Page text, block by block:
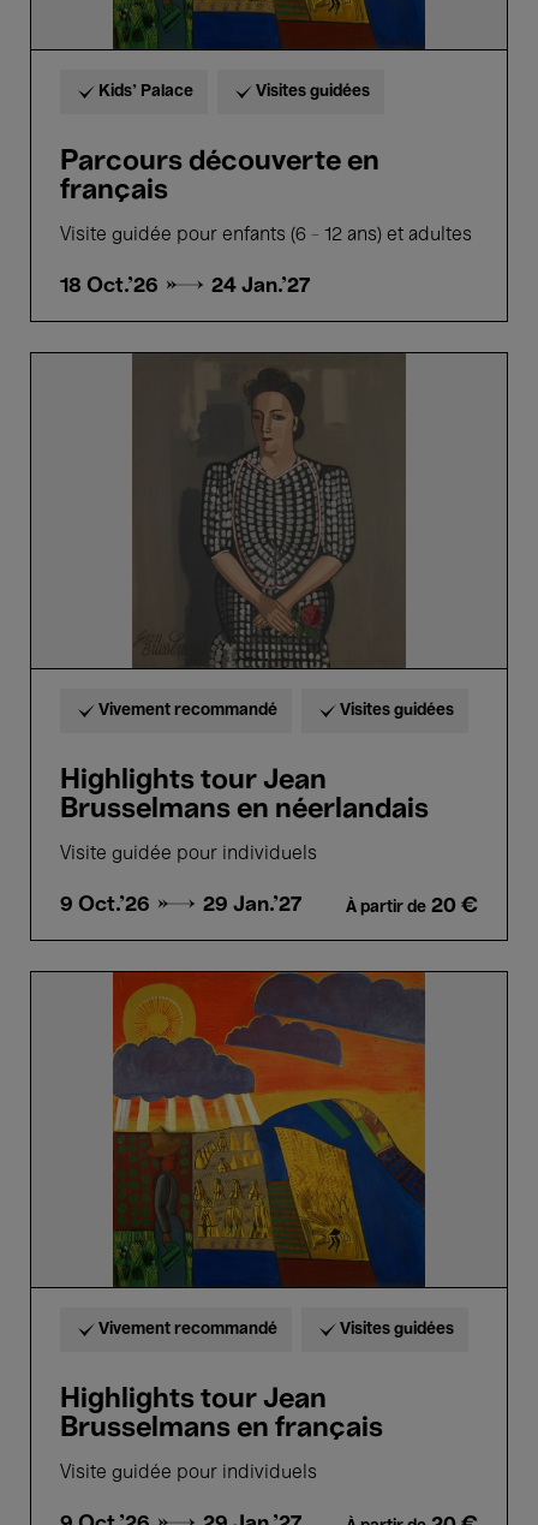
Kids’ Palace Visites guidées
Parcours découverte en
français
Visite guidée pour enfants (6 - 12 ans) et adultes
18 Oct.'26 → 24 Jan.'27
Vivement recommandé Visites guidées
Highlights tour Jean
Brusselmans en néerlandais
Visite guidée pour individuels
9 Oct.'26 → 29 Jan.'27 À partir de 20 €
Brusselmans
Vivement recommandé Visites guidées
Highlights tour Jean
Brusselmans en français
Visite guidée pour individuels